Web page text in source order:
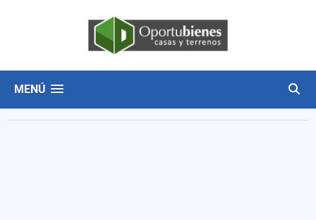
MENÚ